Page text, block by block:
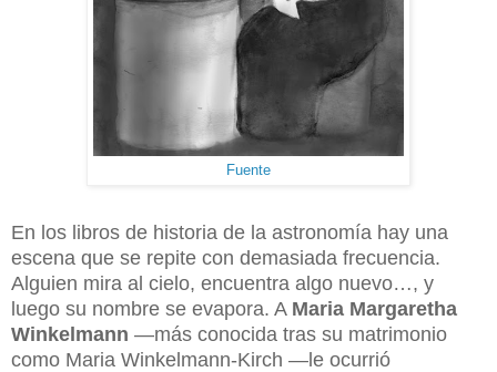
Fuente
En los libros de historia de la astronomía hay una
escena que se repite con demasiada frecuencia.
Alguien mira al cielo, encuentra algo nuevo…, y
luego su nombre se evapora. A Maria Margaretha
Winkelmann —más conocida tras su matrimonio
como Maria Winkelmann-Kirch —le ocurrió